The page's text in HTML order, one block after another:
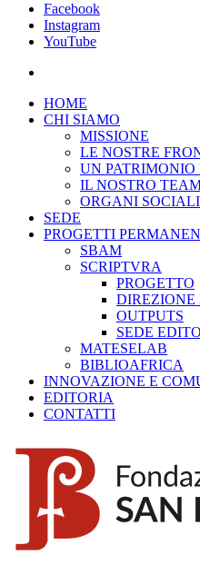
Facebook
Instagram
YouTube
HOME
CHI SIAMO
MISSIONE
LE NOSTRE
UN
IL NOSTRO
ORGANI SOCIALI
SEDE
PROGETTI
SBAM
SCRIPTVRA
PROGETTO
DIREZIONE
OUTPUTS
SEDE
MATESELAB
BIBLIOAFRICA
INNOVAZIONE E
EDITORIA
CONTATTI